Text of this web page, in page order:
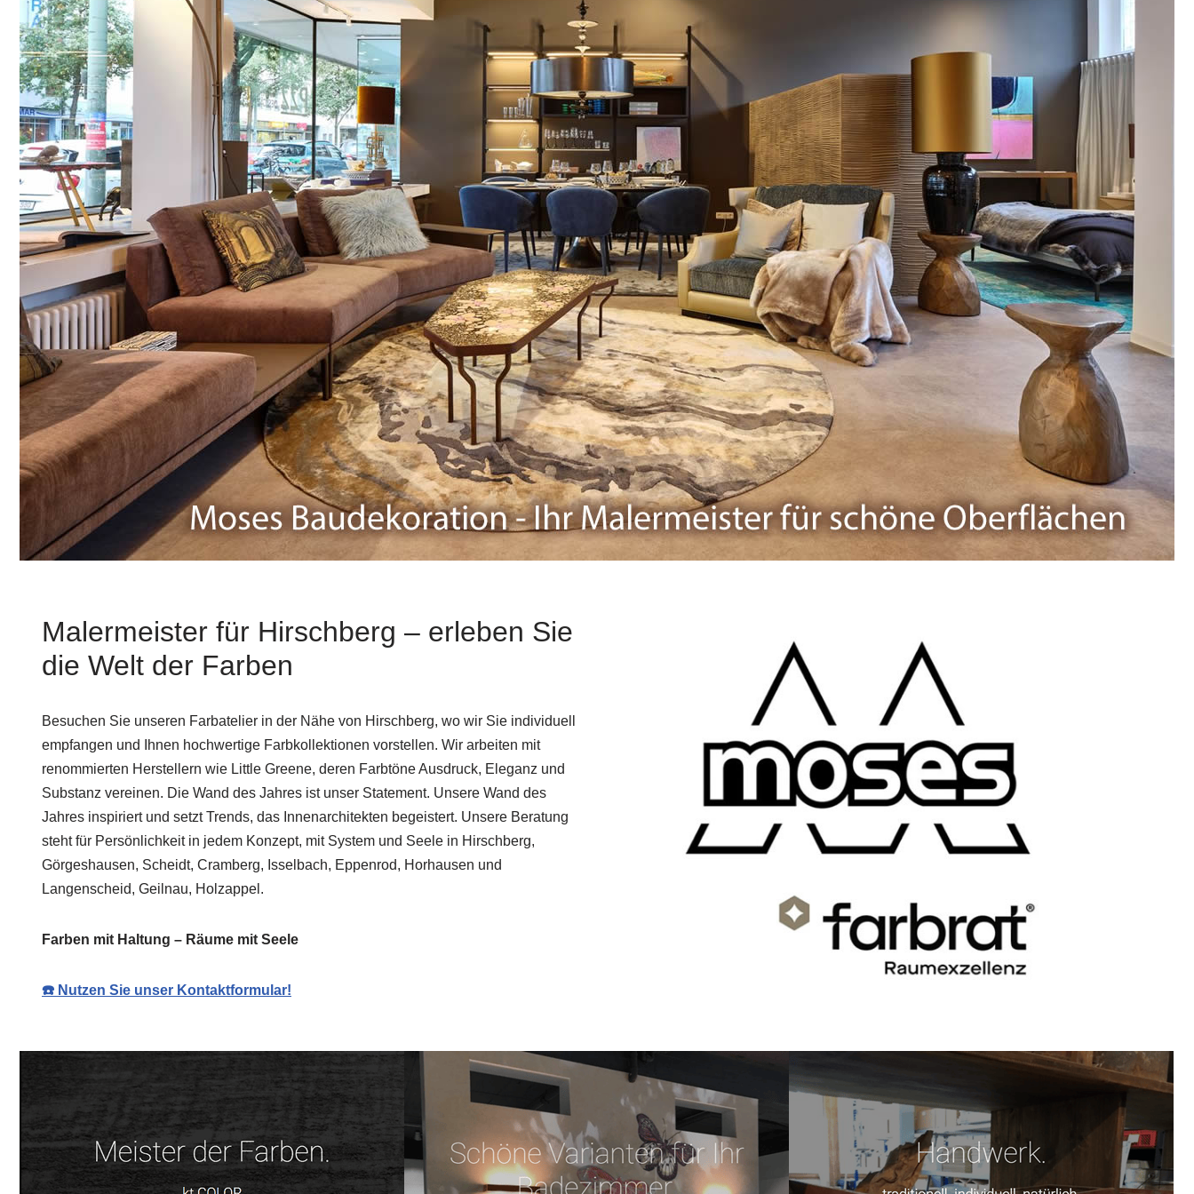
Malermeister für Hirschberg – erleben Sie
die Welt der Farben
Besuchen Sie unseren Farbatelier in der Nähe von Hirschberg, wo wir Sie individuell
empfangen und Ihnen hochwertige Farbkollektionen vorstellen. Wir arbeiten mit
renommierten Herstellern wie Little Greene, deren Farbtöne Ausdruck, Eleganz und
Substanz vereinen. Die Wand des Jahres ist unser Statement. Unsere Wand des
Jahres inspiriert und setzt Trends, das Innenarchitekten begeistert. Unsere Beratung
steht für Persönlichkeit in jedem Konzept, mit System und Seele in Hirschberg,
Görgeshausen, Scheidt, Cramberg, Isselbach, Eppenrod, Horhausen und
Langenscheid, Geilnau, Holzappel.
Farben mit Haltung – Räume mit Seele
☎️ Nutzen Sie unser Kontaktformular!